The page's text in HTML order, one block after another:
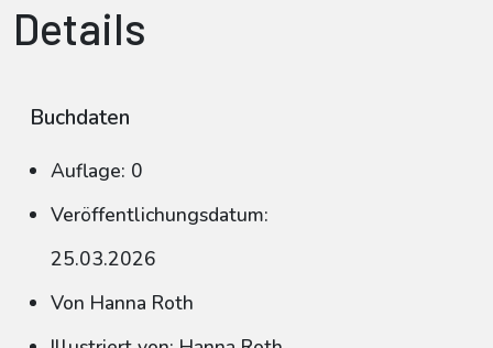
Details
Buchdaten
Auflage: 0
Veröffentlichungsdatum:
25.03.2026
Von Hanna Roth